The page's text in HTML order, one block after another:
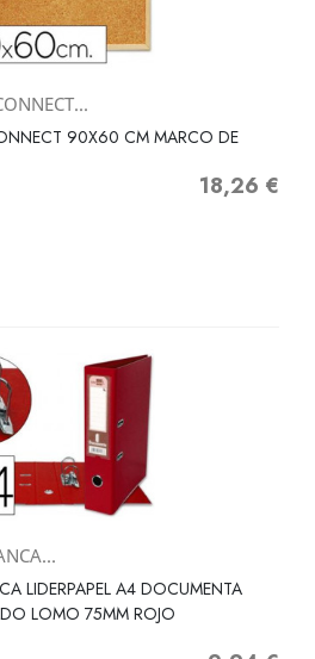
90X60 CM MARCO DE
Precio
18,26 €
LIDERPAPEL A4 DOCUMENTA
LOMO 75MM ROJO